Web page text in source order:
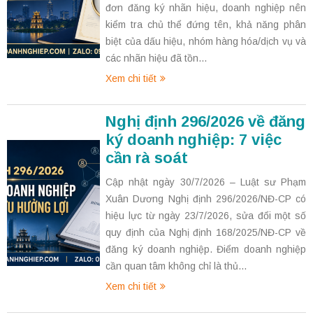
đơn đăng ký nhãn hiệu, doanh nghiệp nên
kiểm tra chủ thể đứng tên, khả năng phân
biệt của dấu hiệu, nhóm hàng hóa/dịch vụ và
các nhãn hiệu đã tồn...
Xem chi tiết
Nghị định 296/2026 về đăng
ký doanh nghiệp: 7 việc
cần rà soát
Cập nhật ngày 30/7/2026 – Luật sư Phạm
Xuân Dương Nghị định 296/2026/NĐ-CP có
hiệu lực từ ngày 23/7/2026, sửa đổi một số
quy định của Nghị định 168/2025/NĐ-CP về
đăng ký doanh nghiệp. Điểm doanh nghiệp
cần quan tâm không chỉ là thủ...
Xem chi tiết